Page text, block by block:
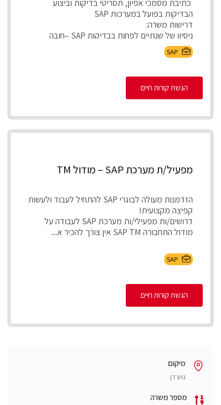
כתיבת מסמכי אפיון, תסריטי בדיקות וביצוע
הבדיקות בפועל במערכות SAP
דרישות משרה:
ניסיון של שנתיים לפחות בבדיקות SAP –חובה
ידע...SAP
הגשת קורות חיים
מפעיל/ת מערכת SAP – מודול TM
הזדמנות מעולה לבוגרי SAP להתחיל לעבוד ולעשות
קפיצה מקצועית!
דרושים/ות מפעילי/ות מערכת SAP לעבודה על
מודול התחבורה SAP TM אין צורך להכיר א...
SAP
הגשת קורות חיים
מיקום
גוש דן
מספר משרה